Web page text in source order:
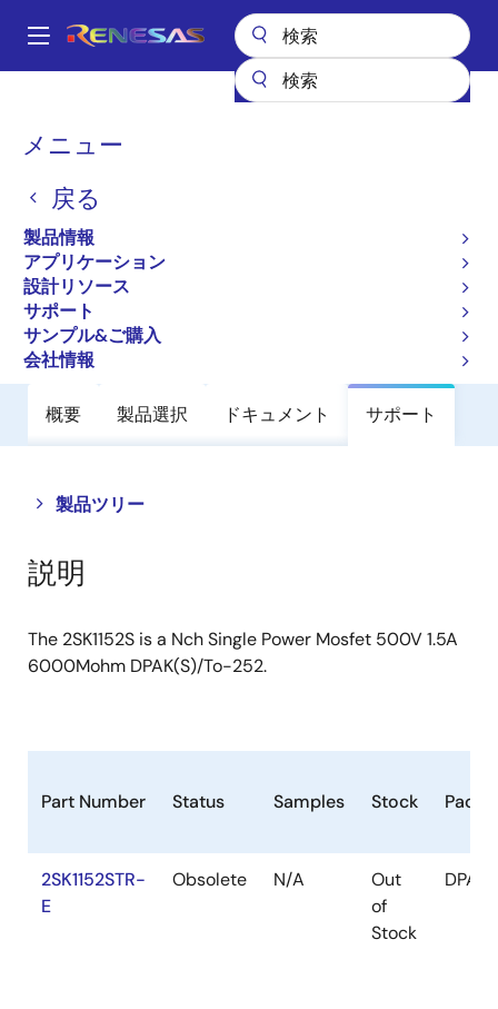
ン
Main
メニュー
戻る
製品情報
アプリケーション
設計リソース
サポート
サンプル&ご購入
会社情報
パ
く
ず
パワーディスクリート パワーMOSFET 2SK1152S
2SK1152S
廃止品
Nch Single Power Mosfet 500V 1.5A
6000Mohm DPAK(S)/To-252
概要 製品選択 ドキュメント サポート
製品ツリー
Close
tree
menu
Open
tree
menu
説明
The 2SK1152S is a Nch Single Power Mosfet 500V 1.5A
6000Mohm DPAK(S)/To-252.
Part Number Status Samples Stock
2SK1152STR-
E
Obsolete N/A
Out
of
Stock